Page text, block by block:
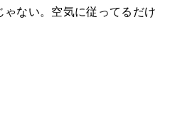
ゃない。空気に従ってるだけ